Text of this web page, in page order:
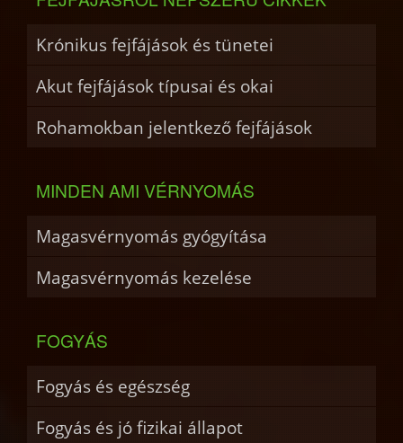
Krónikus fejfájások és tünetei
Akut fejfájások típusai és okai
Rohamokban jelentkező fejfájások
MINDEN AMI VÉRNYOMÁS
Magasvérnyomás gyógyítása
Magasvérnyomás kezelése
FOGYÁS
Fogyás és egészség
Fogyás és jó fizikai állapot